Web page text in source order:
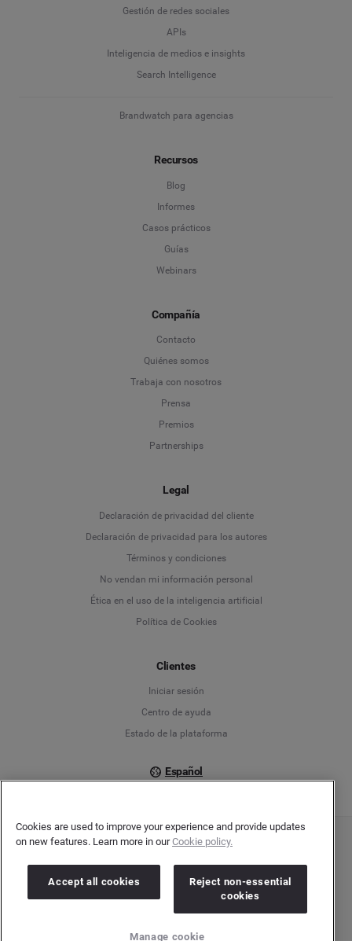
Gestión de redes sociales
APIs
Inteligencia de medios e insights
Search Intelligence
Brandwatch para agencias
Recursos
Blog
Informes
Casos prácticos
Guías
Webinars
Compañía
Contacto
Quiénes somos
Trabaja con nosotros
Prensa
Premios
Partnerships
Legal
Declaración de privacidad del cliente
Declaración de privacidad para los autores
Términos y condiciones
No vendan mi información personal
Ética en el uso de la inteligencia artificial
Política de Cookies
Clientes
Iniciar sesión
Centro de ayuda
Estado de la plataforma
Español
Copyright © 2026 Brandwatch. Todos los derechos reservados. Cision Group Ltd, 7th
Cookies are used to improve your experience and provide updates
on new features. Learn more in ourCookie policy.
Accept all cookies
Reject non-essential
cookies
Manage cookie